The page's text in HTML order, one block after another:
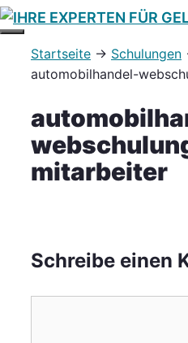
Zum
Inhalt
springen
MENÜ
Startseite → Schulungen
automobilhandel-
mitarbeiter
Schreibe einen